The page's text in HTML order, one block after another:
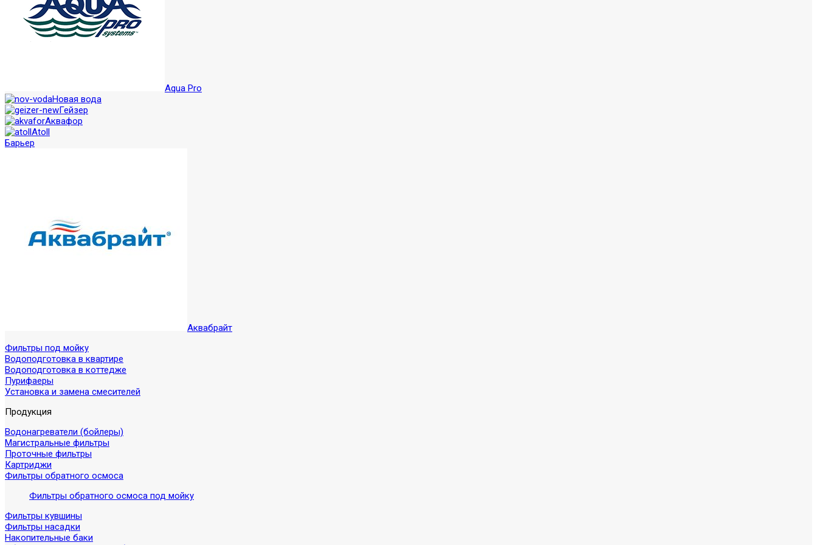
Aqua Pro
Новая вода
Гейзер
Аквафор
Atoll
Барьер
Аквабрайт
Фильтры под мойку
Водоподготовка в квартире
Водоподготовка в коттедже
Пурифаеры
Установка и замена смесителей
Продукция
Водонагреватели (бойлеры)
Магистральные фильтры
Проточные фильтры
Картриджи
Фильтры обратного осмоса
Фильтры обратного осмоса под мойку
Фильтры кувшины
Фильтры насадки
Накопительные баки